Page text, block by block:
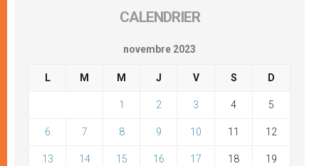
CALENDRIER
novembre 2023
L M M J V S D
1 2 3 4 5
6 7 8 9 10 11 12
13 14 15 16 17 18 19